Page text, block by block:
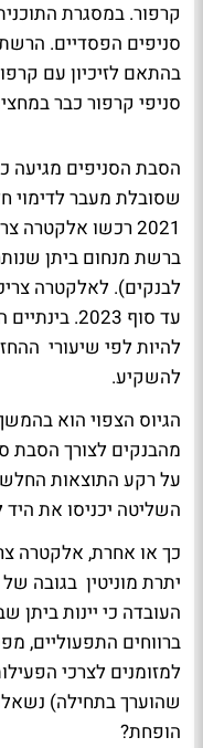
סניפים הפסדיים.
סניפי קרפור כבר במחצית
הסבת הסניפים מגיעה
שסובלת מעבר
לבנקים). לאלקטרה
עד סוף
להיות לפי שיעורי
להשקיע.
מהבנקים לצורך הסבת
על רקע התוצאות
השליטה יכניסו את היד
כך או אחרת, אלקטרה
העובדה כי יינות ביתן
ברווחים התפעוליים,
למזומנים לצרכי
שהוערך בתחילה)
הופחת?